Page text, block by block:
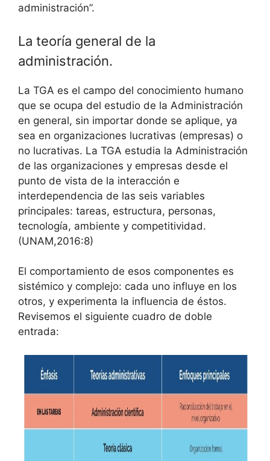
administración”.
La teoría general de la
administración.
La TGA es el campo del conocimiento humano
que se ocupa del estudio de la Administración
en general, sin importar donde se aplique, ya
sea en organizaciones lucrativas (empresas) o
no lucrativas. La TGA estudia la Administración
de las organizaciones y empresas desde el
punto de vista de la interacción e
interdependencia de las seis variables
principales: tareas, estructura, personas,
tecnología, ambiente y competitividad.
(UNAM,2016:8)
El comportamiento de esos componentes es
sistémico y complejo: cada uno influye en los
otros, y experimenta la influencia de éstos.
Revisemos el siguiente cuadro de doble
entrada: